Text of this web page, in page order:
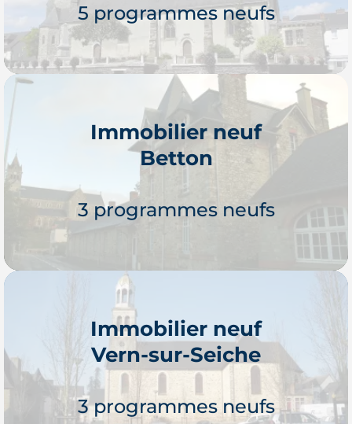
5 programmes neufs
Je découvre
Immobilier neuf
Betton
3 programmes neufs
Je découvre
Immobilier neuf
Vern-sur-Seiche
3 programmes neufs